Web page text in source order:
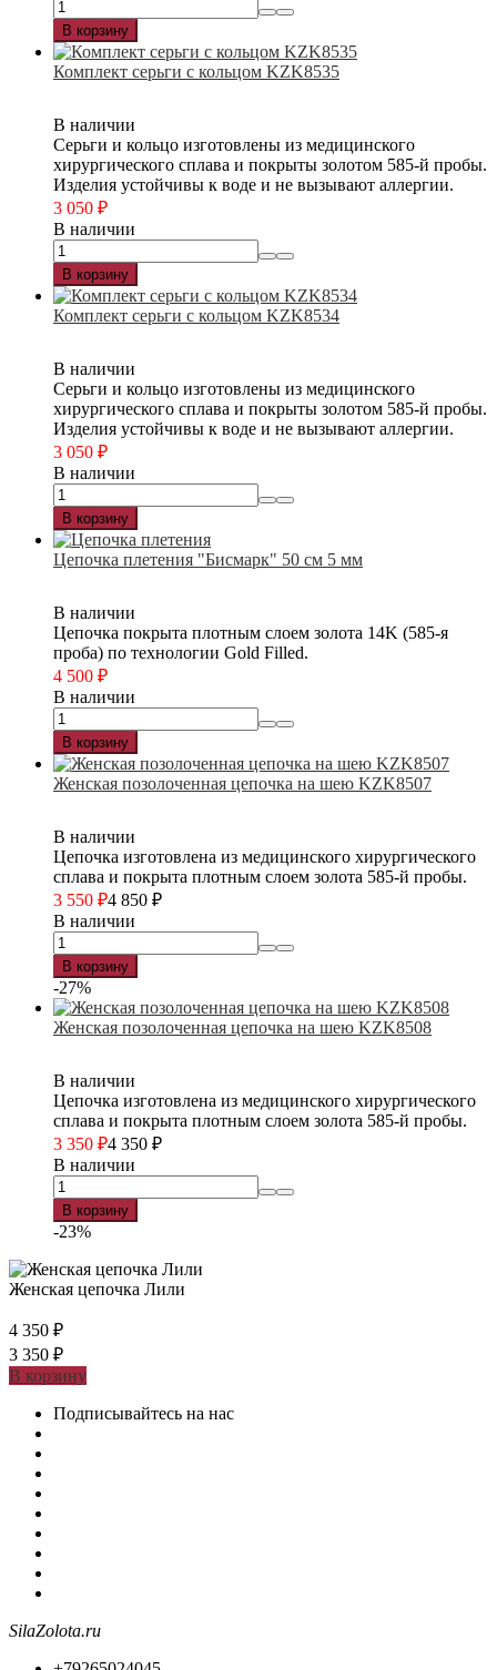
В корзину
Комплект серьги с кольцом KZK8535
В наличии
Серьги и кольцо изготовлены из медицинского
хирургического сплава и покрыты золотом 585-й пробы.
Изделия устойчивы к воде и не вызывают аллергии.
3 050 ₽
В наличии
В корзину
Комплект серьги с кольцом KZK8534
В наличии
Серьги и кольцо изготовлены из медицинского
хирургического сплава и покрыты золотом 585-й пробы.
Изделия устойчивы к воде и не вызывают аллергии.
3 050 ₽
В наличии
В корзину
Цепочка плетения "Бисмарк" 50 см 5 мм
В наличии
Цепочка покрыта плотным слоем золота 14K (585-я
проба) по технологии Gold Filled.
4 500 ₽
В наличии
В корзину
Женская позолоченная цепочка на шею KZK8507
В наличии
Цепочка изготовлена из медицинского хирургического
сплава и покрыта плотным слоем золота 585-й пробы.
3 550 ₽4 850 ₽
В наличии
В корзину
-27%
Женская позолоченная цепочка на шею KZK8508
В наличии
Цепочка изготовлена из медицинского хирургического
сплава и покрыта плотным слоем золота 585-й пробы.
3 350 ₽4 350 ₽
В наличии
В корзину
-23%
Женская цепочка Лили
4 350 ₽
3 350 ₽
В корзину
Подписывайтесь на нас
SilaZolota.ru